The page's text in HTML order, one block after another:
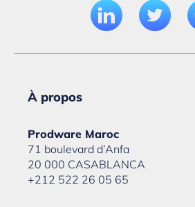
À propos
Prodware Maroc
71 boulevard d’Anfa
20 000 CASABLANCA
+212 522 26 05 65